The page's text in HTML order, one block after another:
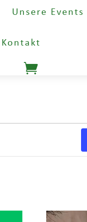
Unsere Events
Kontakt